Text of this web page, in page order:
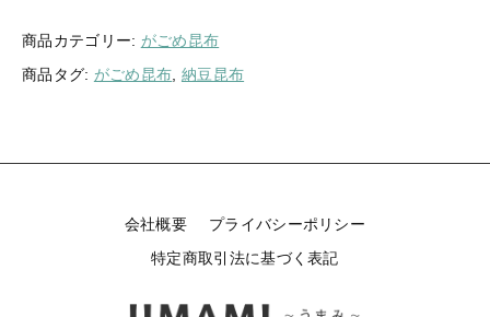
が
め
商品カテゴリー: がごめ昆布
商品タグ: がごめ昆布, 納豆昆布
会社概要
プライバシーポリシー
特定商取引法に基づく表記